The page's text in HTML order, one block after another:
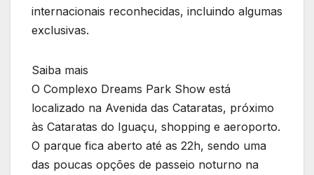
internacionais reconhecidas, incluindo algumas
exclusivas.
Saiba mais
O Complexo Dreams Park Show está
localizado na Avenida das Cataratas, próximo
às Cataratas do Iguaçu, shopping e aeroporto.
O parque fica aberto até as 22h, sendo uma
das poucas opções de passeio noturno na